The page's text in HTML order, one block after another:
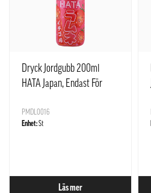
Dryck Jordgubb 200ml
HATA Japan, Endast För
PMDL0016
Enhet:St
Läs mer